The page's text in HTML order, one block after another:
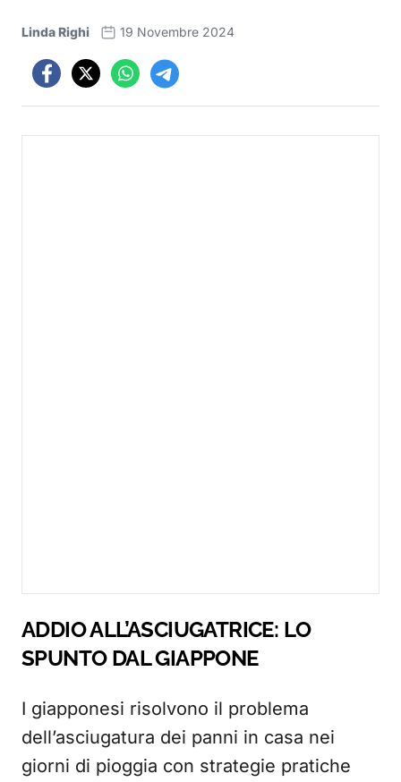
Linda Righi 19 Novembre 2024
ADDIO ALL’ASCIUGATRICE: LO
SPUNTO DAL GIAPPONE
I giapponesi risolvono il problema
dell’asciugatura dei panni in casa nei
giorni di pioggia con strategie pratiche